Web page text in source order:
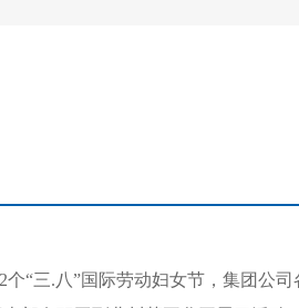
“三.八”国际劳动妇女节，集团公